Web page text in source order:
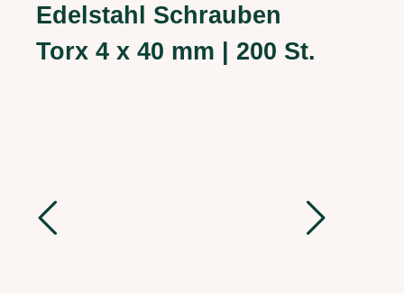
Edelstahl Schrauben
Torx 4 x 40 mm | 200 St.